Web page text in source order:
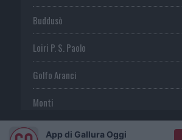
Buddusò
Loiri P. S. Paolo
Golfo Aranci
Monti
TeltiApp di Gallura Oggi